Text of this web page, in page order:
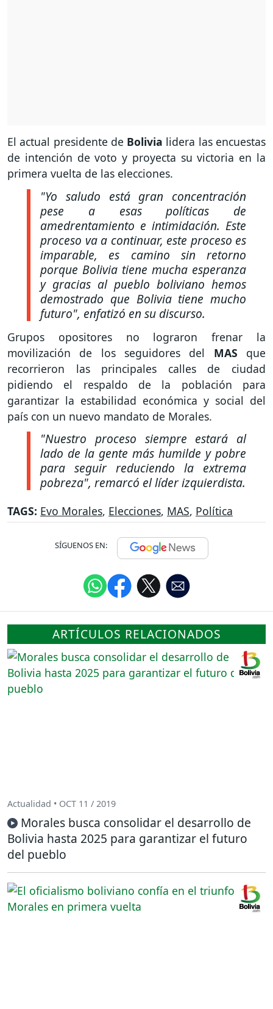
El actual presidente de Bolivia lidera las encuestas
de intención de voto y proyecta su victoria en la
primera vuelta de las elecciones.
"Yo saludo está gran concentración
pese a esas políticas de
amedrentamiento e intimidación. Este
proceso va a continuar, este proceso es
imparable, es camino sin retorno
porque Bolivia tiene mucha esperanza
y gracias al pueblo boliviano hemos
demostrado que Bolivia tiene mucho
futuro", enfatizó en su discurso.
Grupos opositores no lograron frenar la
movilización de los seguidores del MAS que
recorrieron las principales calles de ciudad
pidiendo el respaldo de la población para
garantizar la estabilidad económica y social del
país con un nuevo mandato de Morales.
"Nuestro proceso siempre estará al
lado de la gente más humilde y pobre
para seguir reduciendo la extrema
pobreza", remarcó el líder izquierdista.
TAGS: Evo Morales, Elecciones, MAS, Política
SÍGUENOS EN:
ARTÍCULOS RELACIONADOS
Actualidad • OCT 11 / 2019
Morales busca consolidar el desarrollo de
Bolivia hasta 2025 para garantizar el futuro
del pueblo